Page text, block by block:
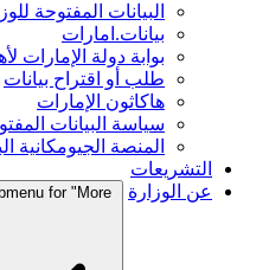
البيانات المفتوحة
بيانات.امارات
بوابة دولة الإمارات
طلب أو اقتراح بيانات
هاكاثون الإمارات
سياسة البيانات
المنصة الجيومكانية
التشريعات
عن الوزارة
for "More"